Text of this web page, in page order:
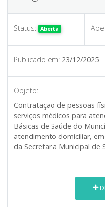
Status: Aberta
Publicado em: 23/12/2025
Objeto:
Contratação de pessoas
serviços médicos para
Básicas de Saúde do
atendimento domiciliar,
da Secretaria Municipal de